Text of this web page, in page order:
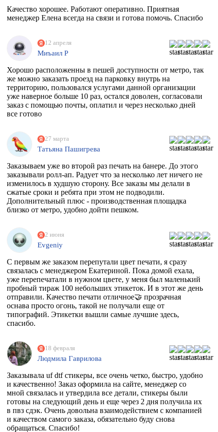
Качество хорошее. Работают оперативно. Приятная
менеджер Елена всегда на связи и готова помочь. Спасибо
12 апреля
Миъаил Р
Хорошо расположенны в пешей доступности от метро, так
же можно заказать проезд на парковку внутрь на
территорию, пользовался услугами данной организации
уже наверное больше 10 раз, остался доволен, согласовали
заказ с помощью почты, оплатил и через несколько дней
все готово
27 марта
Татьяна Пашигрева
Заказываем уже во второй раз печать на банере. До этого
заказывали ролл-ап. Радует что за несколько лет ничего не
изменилось в худшую сторону. Все заказы мы делали в
сжатые сроки и ребята при этом не подводили.
Дополнительный плюс - производственная площадка
близко от метро, удобно дойти пешком.
2 июня
Evgeniy
С первым же заказом перепутали цвет печати, я сразу
связалась с менеджером Екатериной. Пока домой ехала,
уже перепечатали в нужном цвете, у меня был маленький
пробный тираж 100 небольших этикеток. И в этот же день
отправили. Качество печати отличное🤝 прозрачная
оснава просто огонь, такой не получали еще от
типографий. Этикетки вышли самые лучшие здесь,
спасибо.
18 февраля
Людмила Гаврилова
Заказывала uf dtf стикеры, все очень четко, быстро, удобно
и качественно! Заказ оформила на сайте, менеджер со
мной связалась и утвердила все детали, стикеры были
готовы на следующий день и еще через 2 дня получила их
в пвз сдэк. Очень довольна взаимодействием с компанией
и качеством самого заказа, обязательно буду снова
обращаться. Спасибо!